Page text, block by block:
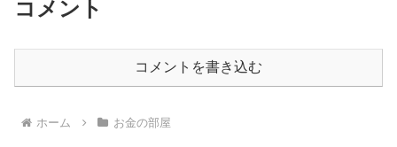
コメント
コメントを書き込む
ホーム お金の部屋